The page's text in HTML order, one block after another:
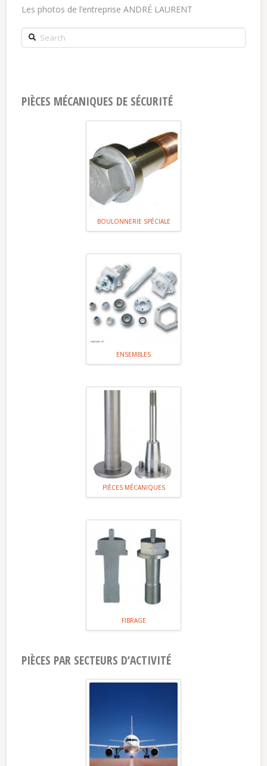
Les photos de l’entreprise ANDRÉ LAURENT
Search
PIÈCES MÉCANIQUES DE SÉCURITÉ
BOULONNERIE SPÉCIALE
ENSEMBLES
PIÈCES MÉCANIQUES
FIBRAGE
PIÈCES PAR SECTEURS D’ACTIVITÉ